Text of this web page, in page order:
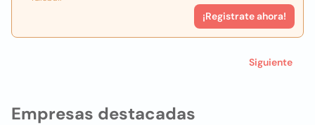
Empresas destacadas
¡Registrate ahora!
Siguiente